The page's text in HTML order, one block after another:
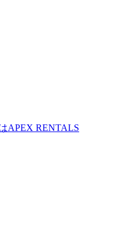
APEX RENTALS